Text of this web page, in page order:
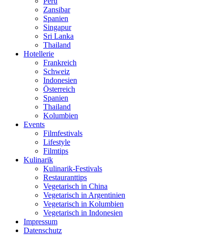
Zansibar
Spanien
Singapur
Sri Lanka
Thailand
Hotellerie
Frankreich
Schweiz
Indonesien
Österreich
Spanien
Thailand
Kolumbien
Events
Filmfestivals
Lifestyle
Filmtips
Kulinarik
Kulinarik-Festivals
Restauranttips
Vegetarisch in China
Vegetarisch in Argentinien
Vegetarisch in Kolumbien
Vegetarisch in Indonesien
Impressum
Datenschutz